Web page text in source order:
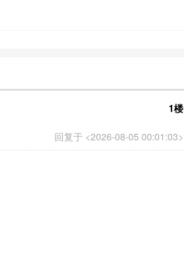
回复于 <2026-08-05 00:01:03>
1楼